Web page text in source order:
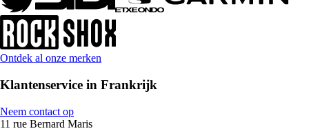
Ontdek al onze merken
Klantenservice in Frankrijk
Neem contact op
11 rue Bernard Maris